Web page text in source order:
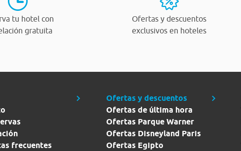
tu hotel con
gratuita
Ofertas y descuentos
exclusivos en hoteles
frecuentes
Ofertas y descuentos
Ofertas de última hora
Ofertas Parque Warner
Ofertas Disneyland Paris
Ofertas Egipto